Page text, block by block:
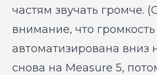
частям звучать громче.
внимание, что
автоматизирована вниз
снова на Measure 5,